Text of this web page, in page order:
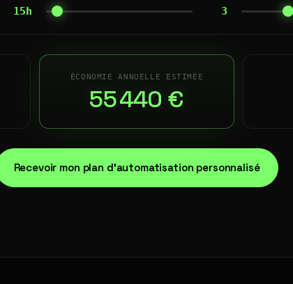
15h 3
ÉCONOMIE ANNUELLE ESTIMÉE
55 440 €
Recevoir mon plan d'automatisation personnalisé